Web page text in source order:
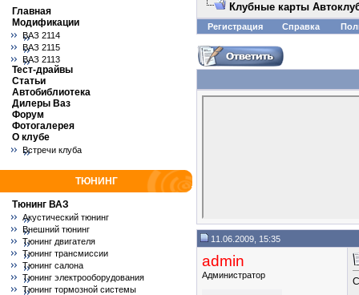
Главная
Модификации
ВАЗ 2114
ВАЗ 2115
ВАЗ 2113
Тест-драйвы
Статьи
Автобиблиотека
Дилеры Ваз
Форум
Фотогалерея
О клубе
Встречи клуба
ТЮНИНГ
Тюнинг ВАЗ
Акустический тюнинг
Внешний тюнинг
Тюнинг двигателя
Тюнинг трансмиссии
Тюнинг салона
Тюнинг электрооборудования
Тюнинг тормозной системы
Клубные карты
Регистрация Справка
11.06.2009, 15:35
admin
Администратор